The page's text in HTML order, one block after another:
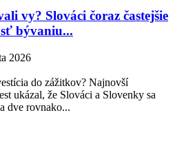
vy? Slováci čoraz častejšie
bývaniu...
2026
do zážitkov? Najnovší
ukázal, že Slováci a Slovenky sa
dve rovnako...